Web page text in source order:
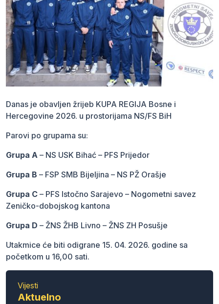
Danas je obavljen žrijeb KUPA REGIJA Bosne i
Hercegovine 2026. u prostorijama NS/FS BiH
Parovi po grupama su:
Grupa A – NS USK Bihać – PFS Prijedor
Grupa B – FSP SMB Bijeljina – NS PŽ Orašje
Grupa C – PFS Istočno Sarajevo – Nogometni savez
Zeničko-dobojskog kantona
Grupa D – ŽNS ŽHB Livno – ŽNS ZH Posušje
Utakmice će biti odigrane 15. 04. 2026. godine sa
početkom u 16,00 sati.
Vijesti
Aktuelno